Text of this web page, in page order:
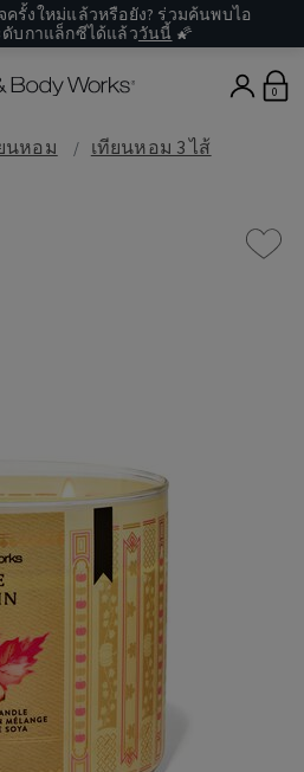
รั้งใหม่แล้วหรือยัง? ร่วมค้นพบไอ
บกาแล็กซีได้แล้ววันนี้ 🌠
0
นหอม
เทียนหอม 3 ไส้